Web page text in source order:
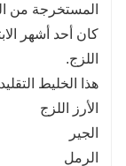
المستخرجة من
كان أحد أشهر
اللزج.
هذا الخليط
الأرز اللزج
الجير
الرمل